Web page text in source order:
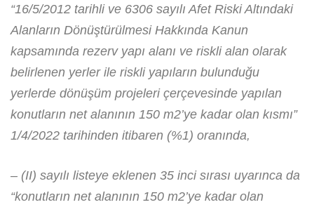
“16/5/2012 tarihli ve 6306 sayılı Afet Riski Altındaki
Alanların Dönüştürülmesi Hakkında Kanun
kapsamında rezerv yapı alanı ve riskli alan olarak
belirlenen yerler ile riskli yapıların bulunduğu
yerlerde dönüşüm projeleri çerçevesinde yapılan
konutların net alanının 150 m2’ye kadar olan kısmı”
1/4/2022 tarihinden itibaren (%1) oranında,
– (II) sayılı listeye eklenen 35 inci sırası uyarınca da
“konutların net alanının 150 m2’ye kadar olan